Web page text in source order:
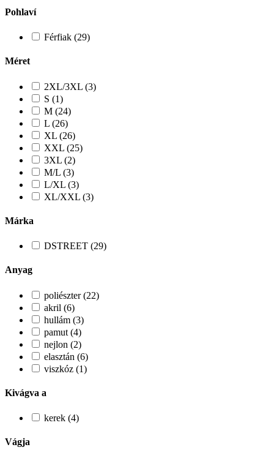
Pohlaví
Férfiak (29)
Méret
2XL/3XL (3)
S (1)
M (24)
L (26)
XL (26)
XXL (25)
3XL (2)
M/L (3)
L/XL (3)
XL/XXL (3)
Márka
DSTREET (29)
Anyag
poliészter (22)
akril (6)
hullám (3)
pamut (4)
nejlon (2)
elasztán (6)
viszkóz (1)
Kivágva a
kerek (4)
Vágja